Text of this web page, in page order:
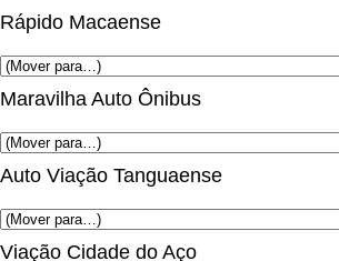
Rápido Macaense
Maravilha Auto Ônibus
Auto Viação Tanguaense
Viação Cidade do Aço